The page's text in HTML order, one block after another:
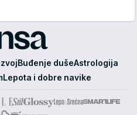
Buđenje dušeAstrologija
Lepota i dobre navike